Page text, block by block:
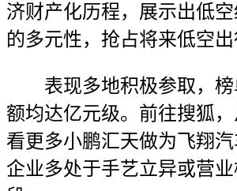
济财产化历程，展示出低
的多元性，抢占将来低空出
表现多地积极参取，榜
额均达亿元级。前往搜狐
看更多小鹏汇天做为飞翔
企业多处于手艺立异或营